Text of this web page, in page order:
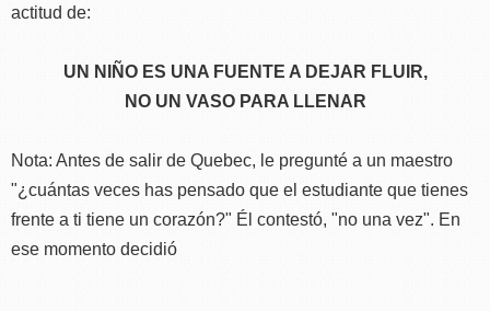
actitud de:
UN NIÑO ES UNA FUENTE A DEJAR FLUIR,
NO UN VASO PARA LLENAR
Nota: Antes de salir de Quebec, le pregunté a un maestro
"¿cuántas veces has pensado que el estudiante que tienes
frente a ti tiene un corazón?" Él contestó, "no una vez". En
ese momento decidió